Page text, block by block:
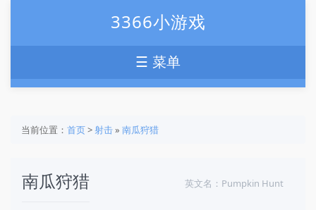
3366小游戏
☰ 菜单
当前位置： 首页>射击» 南瓜狩猎
南瓜狩猎 英文名：Pumpkin Hunt